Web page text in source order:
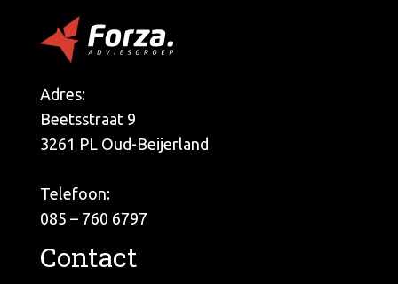
Adres:
Beetsstraat 9
3261 PL Oud-Beijerland
Telefoon:
085 – 760 6797
Contact